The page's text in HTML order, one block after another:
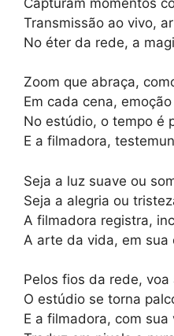
Transmissão ao vivo,
No éter da rede, a
Zoom que abraça,
Em cada cena,
No estúdio, o tempo é
E a filmadora,
Seja a luz suave ou
Seja a alegria ou
A filmadora registra,
A arte da vida, em sua
Pelos fios da rede, voa
O estúdio se torna
E a filmadora, com sua